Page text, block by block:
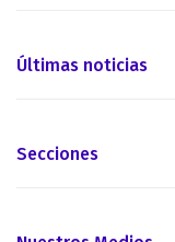
Últimas noticias
Secciones